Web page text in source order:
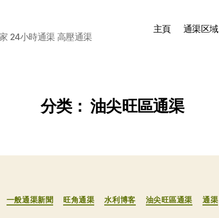
24小時通渠 高壓通渠
主頁 通渠区域
分类：油尖旺區通渠
分
类
一般通渠新聞 旺角通渠 水利博客 油尖旺區通渠 通渠